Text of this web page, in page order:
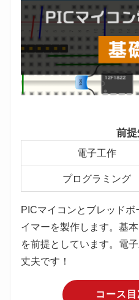
前
電子工作
プログラミング
PICマイコンとブレッド
イマーを製作します。基
を前提としています。電
丈夫です！
コース